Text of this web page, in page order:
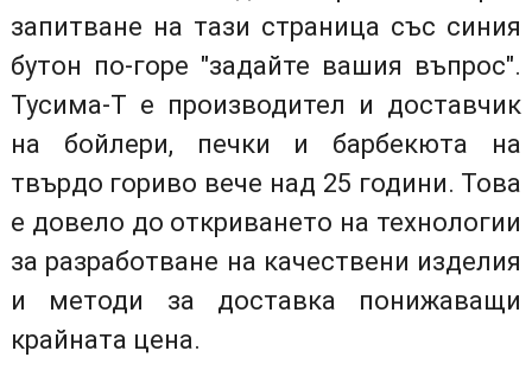
запитване на тази страница със синия
бутон по-горе "задайте вашия въпрос".
Тусима-Т е производител и доставчик
на бойлери, печки и барбекюта на
твърдо гориво вече над 25 години. Това
е довело до откриването на технологии
за разработване на качествени изделия
и методи за доставка понижаващи
крайната цена.